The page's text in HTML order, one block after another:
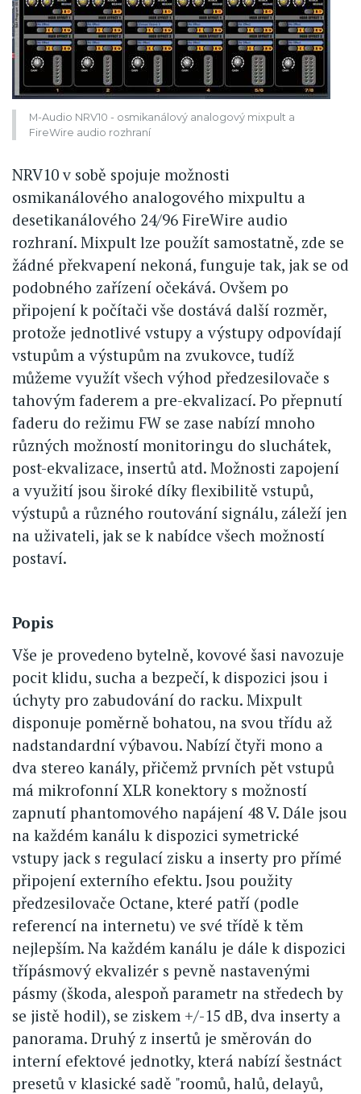
M-Audio NRV10 - osmikanálový analogový mixpult a
FireWire audio rozhraní
NRV10 v sobě spojuje možnosti
osmikanálového analogového mixpultu a
desetikanálového 24/96 FireWire audio
rozhraní. Mixpult lze použít samostatně, zde se
žádné překvapení nekoná, funguje tak, jak se od
podobného zařízení očekává. Ovšem po
připojení k počítači vše dostává další rozměr,
protože jednotlivé vstupy a výstupy odpovídají
vstupům a výstupům na zvukovce, tudíž
můžeme využít všech výhod předzesilovače s
tahovým faderem a pre-ekvalizací. Po přepnutí
faderu do režimu FW se zase nabízí mnoho
různých možností monitoringu do sluchátek,
post-ekvalizace, insertů atd. Možnosti zapojení
a využití jsou široké díky flexibilitě vstupů,
výstupů a různého routování signálu, záleží jen
na uživateli, jak se k nabídce všech možností
postaví.
Popis
Vše je provedeno bytelně, kovové šasi navozuje
pocit klidu, sucha a bezpečí, k dispozici jsou i
úchyty pro zabudování do racku. Mixpult
disponuje poměrně bohatou, na svou třídu až
nadstandardní výbavou. Nabízí čtyři mono a
dva stereo kanály, přičemž prvních pět vstupů
má mikrofonní XLR konektory s možností
zapnutí phantomového napájení 48 V. Dále jsou
na každém kanálu k dispozici symetrické
vstupy jack s regulací zisku a inserty pro přímé
připojení externího efektu. Jsou použity
předzesilovače Octane, které patří (podle
referencí na internetu) ve své třídě k těm
nejlepším. Na každém kanálu je dále k dispozici
třípásmový ekvalizér s pevně nastavenými
pásmy (škoda, alespoň parametr na středech by
se jistě hodil), se ziskem +/-15 dB, dva inserty a
panorama. Druhý z insertů je směrován do
interní efektové jednotky, která nabízí šestnáct
presetů v klasické sadě "roomů, halů, delayů,